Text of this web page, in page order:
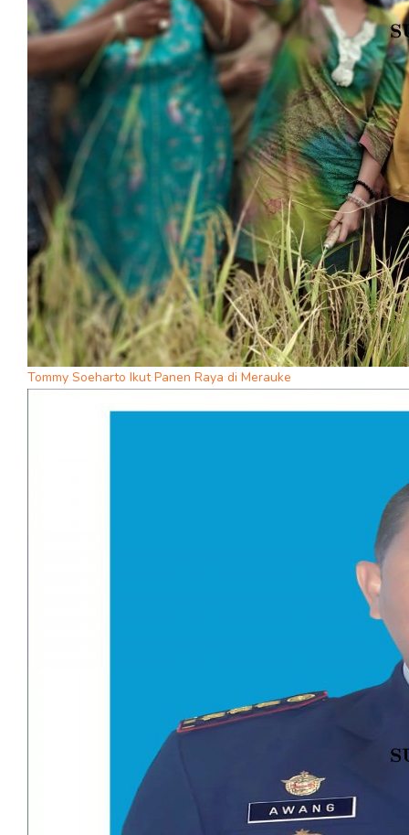
Tommy Soeharto Ikut Panen Raya di Merauke